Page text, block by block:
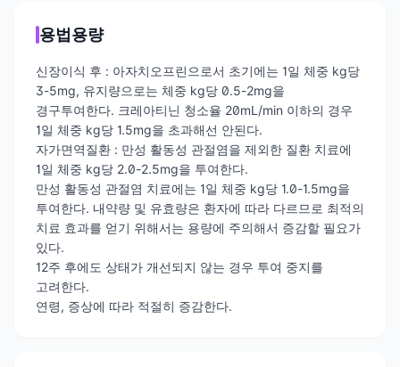
용법용량
신장이식 후 : 아자치오프린으로서 초기에는 1일 체중 kg당
3-5mg, 유지량으로는 체중 kg당 0.5-2mg을
경구투여한다. 크레아티닌 청소율 20mL/min 이하의 경우
1일 체중 kg당 1.5mg을 초과해선 안된다.
자가면역질환 : 만성 활동성 관절염을 제외한 질환 치료에
1일 체중 kg당 2.0-2.5mg을 투여한다.
만성 활동성 관절염 치료에는 1일 체중 kg당 1.0-1.5mg을
투여한다. 내약량 및 유효량은 환자에 따라 다르므로 최적의
치료 효과를 얻기 위해서는 용량에 주의해서 증감할 필요가
있다.
12주 후에도 상태가 개선되지 않는 경우 투여 중지를
고려한다.
연령, 증상에 따라 적절히 증감한다.